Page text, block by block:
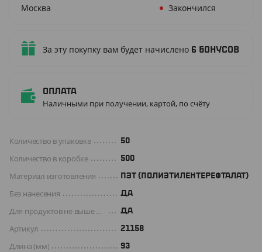
Москва
Закончился
За эту покупку вам будет начислено 6 бонусов
Оплата
Наличными при получении, картой, по счёту
Количество в упаковке 50
Количество в коробке 500
Материал изготовления ПЭТ (ПОЛИЭТИЛЕНТЕРЕФТАЛАТ)
Без нанесения ДА
Для продуктов не выше +70 C° Да
Артикул 21158
Длина (мм) 93